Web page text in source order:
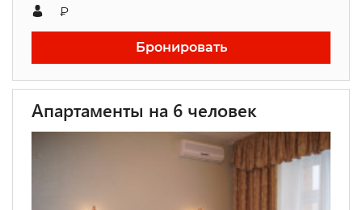
₽
Бронировать
Апартаменты на 6 человек